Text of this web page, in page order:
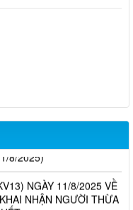
HĐND, UBND XÃ Tuần
8/2025)
NGÀY 11/8/2025 VỀ
NHẬN NGƯỜI THỪA